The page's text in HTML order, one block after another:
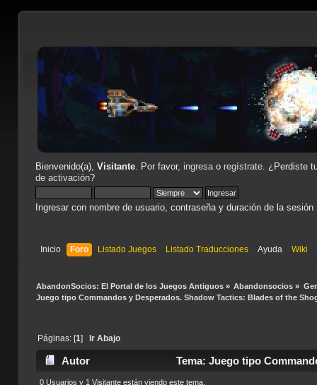
Bienvenido(a), Visitante. Por favor, ingresao regístrate. ¿Perdiste
de activación?
Ingresar con nombre de usuario, contraseña y duración de la sesión
Inicio Foro Listado Juegos Listado Traducciones Ayuda Wiki
AbandonSocios: El Portal de los Juegos Antiguos» Abandonsocios »
Juego tipo Commandos y Desperados. Shadow Tactics: Blades of the
Páginas: [1] Ir Abajo
Autor
Tema: Juego tipo
(Leído 5655 veces)
0 Usuarios y 1 Visitante están viendo este tema.